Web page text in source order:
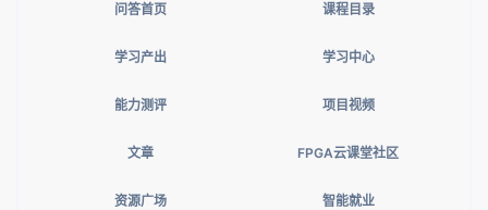
问答首页 课程目录
学习产出 学习中心
能力测评 项目视频
文章 FPGA云课堂社区
资源广场 智能就业